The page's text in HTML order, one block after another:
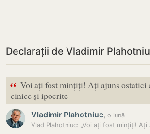
Declarații de Vladimir
“ Voi ați fost mințiți! Ați ajuns ostatici
cinice și ipocrite
Vladimir Plahotniuc, o lună